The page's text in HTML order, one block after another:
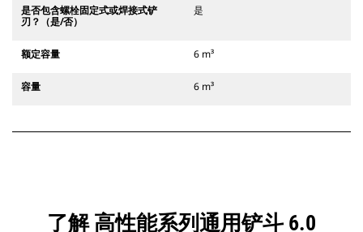
是否包含螺栓固定式或焊接式铲
刃？（是/否）
是
额定容量 6 m³
容量 6 m³
了解 高性能系列通用铲斗 6.0